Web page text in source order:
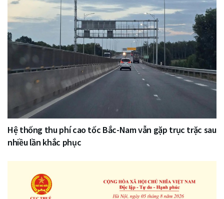
Hệ thống thu phí cao tốc Bắc-Nam vẫn gặp trục trặc sau
nhiều lần khắc phục